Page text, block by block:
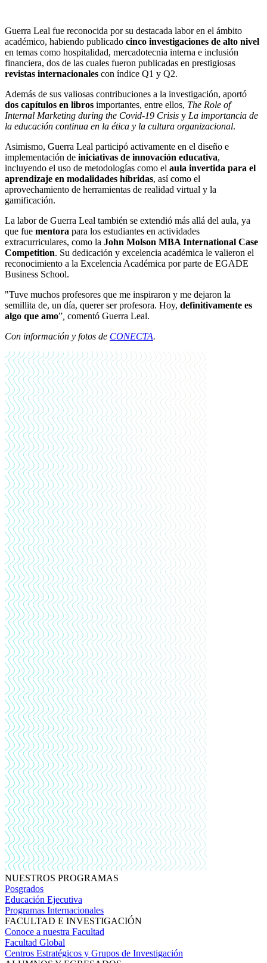
Guerra Leal fue reconocida por su destacada labor en el ámbito
académico, habiendo publicado cinco investigaciones de alto nivel
en temas como hospitalidad, mercadotecnia interna e inclusión
financiera, dos de las cuales fueron publicadas en prestigiosas
revistas internacionales con índice Q1 y Q2.
Además de sus valiosas contribuciones a la investigación, aportó
dos capítulos en libros importantes, entre ellos, The Role of
Internal Marketing during the Covid-19 Crisis y La importancia de
la educación continua en la ética y la cultura organizacional.
Asimismo, Guerra Leal participó activamente en el diseño e
implementación de iniciativas de innovación educativa,
incluyendo el uso de metodologías como el aula invertida para el
aprendizaje en modalidades híbridas, así como el
aprovechamiento de herramientas de realidad virtual y la
gamificación.
La labor de Guerra Leal también se extendió más allá del aula, ya
que fue mentora para los estudiantes en actividades
extracurriculares, como la John Molson MBA International Case
Competition. Su dedicación y excelencia académica le valieron el
reconocimiento a la Excelencia Académica por parte de EGADE
Business School.
"Tuve muchos profesores que me inspiraron y me dejaron la
semillita de, un día, querer ser profesora. Hoy, definitivamente es
algo que amo”, comentó Guerra Leal.
Con información y fotos de CONECTA.
NUESTROS PROGRAMAS
Posgrados
Educación Ejecutiva
Programas Internacionales
FACULTAD E INVESTIGACIÓN
Conoce a nuestra Facultad
Facultad Global
Centros Estratégicos y Grupos de Investigación